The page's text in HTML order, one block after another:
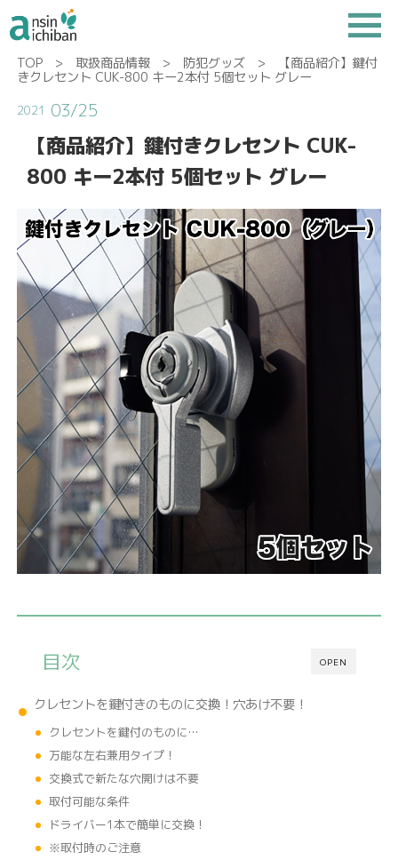
TOP> 取扱商品情報> 防犯グッズ> 【商品紹介】鍵付
きクレセント CUK-800 キー2本付 5個セット グレー
2021 03/25
【商品紹介】鍵付きクレセント CUK-
800 キー2本付 5個セット グレー
OPEN
目次
クレセントを鍵付きのものに交換！穴あけ不要！
クレセントを鍵付のものに…
万能な左右兼用タイプ！
交換式で新たな穴開けは不要
取付可能な条件
ドライバー1本で簡単に交換！
※取付時のご注意